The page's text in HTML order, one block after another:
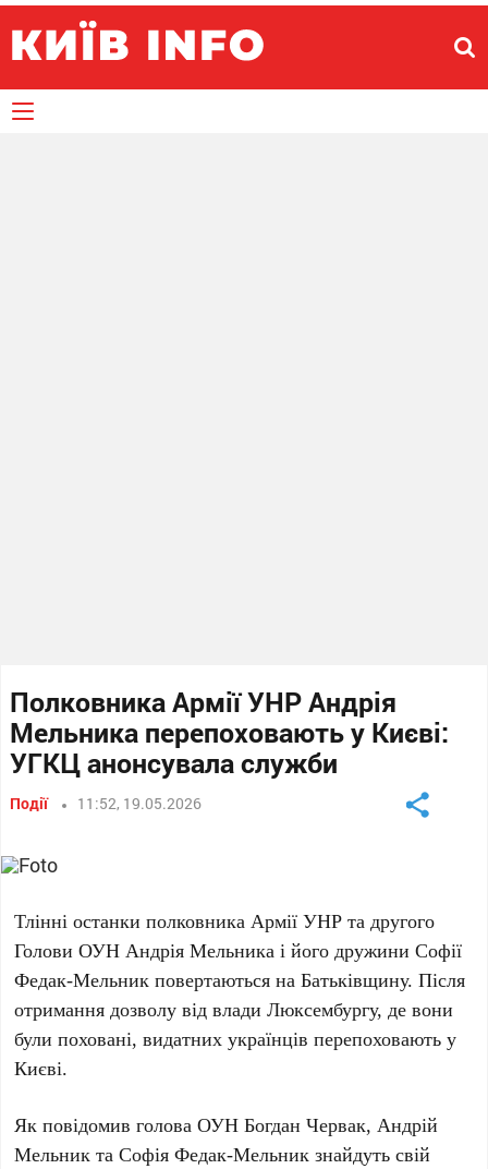
Полковника Армії УНР Андрія
Мельника перепоховають у Києві:
УГКЦ анонсувала служби
Події 11:52, 19.05.2026
Тлінні останкиполковника Армії УНР тадругого
Голови ОУН Андрія Мельника і його дружиниСофії
Федак-Мельник повертаються на Батьківщину. Після
отримання дозволу від владиЛюксембургу, де вони
були поховані, видатних українців перепоховають у
Києві.
Як повідомив голова ОУНБогдан Червак,Андрій
Мельник таСофія Федак-Мельник знайдуть свій